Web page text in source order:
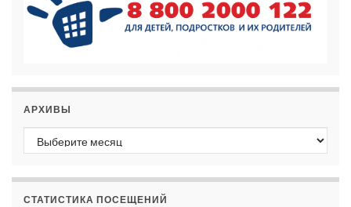
АРХИВЫ
Архивы
СТАТИСТИКА ПОСЕЩЕНИЙ